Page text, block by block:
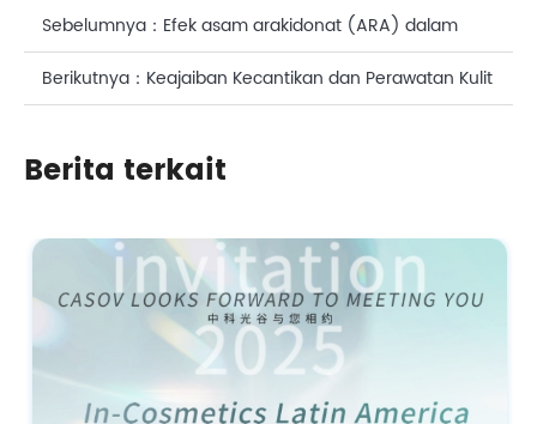
Sebelumnya： Efek asam arakidonat (ARA) dalam
meringankan peradangan kulit
Berikutnya： Keajaiban Kecantikan dan Perawatan Kulit
Berita terkait